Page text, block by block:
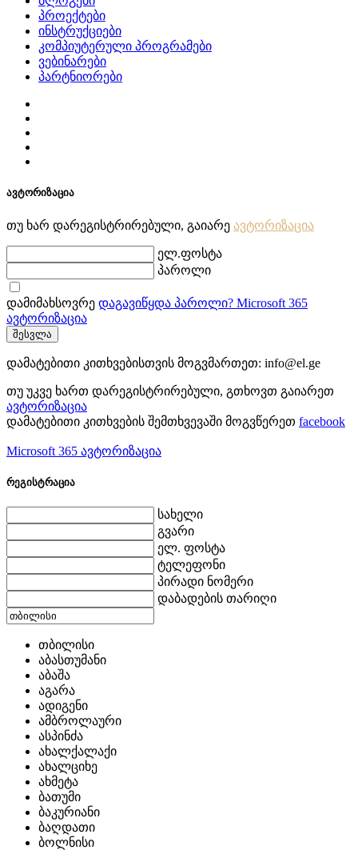
პროექტები
ინსტრუქციები
კომპიუტერული პროგრამები
ვებინარები
პარტნიორები
ავტორიზაცია
თუ ხარ დარეგისტრირებული, გაიარე ავტორიზაცია
ელ.ფოსტა
პაროლი
დამიმახსოვრე დაგავიწყდა პაროლი? Microsoft 365
ავტორიზაცია
შესვლა
დამატებითი კითხვებისთვის მოგვმართეთ: info@el.ge
თუ უკვე ხართ დარეგისტრირებული, გთხოვთ გაიარეთ
ავტორიზაცია
დამატებითი კითხვების შემთხვევაში მოგვწერეთ facebook
Microsoft 365 ავტორიზაცია
რეგისტრაცია
სახელი
გვარი
ელ. ფოსტა
ტელეფონი
პირადი ნომერი
დაბადების თარიღი
თბილისი
აბასთუმანი
აბაშა
აგარა
ადიგენი
ამბროლაური
ასპინძა
ახალქალაქი
ახალციხე
ახმეტა
ბათუმი
ბაკურიანი
ბაღდათი
ბოლნისი